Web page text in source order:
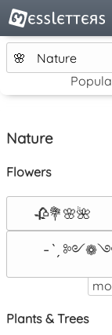
🌸
Nature
Nature
Flowers
🥀💐🌸🌺
-ˋˏ ༻❁༺
Plants & Trees